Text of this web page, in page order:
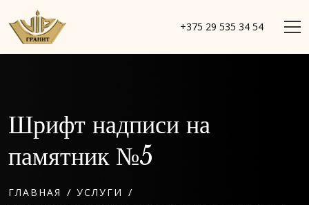
+375 29 535 34 54
Шрифт надписи на
памятник №5
ГЛАВНАЯ / УСЛУГИ /